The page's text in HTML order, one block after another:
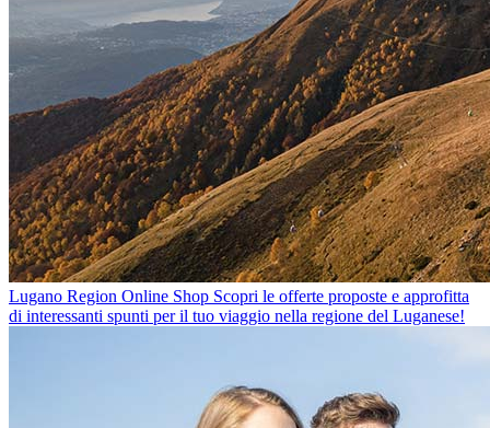
Lugano Region Online Shop Scopri le offerte proposte e approfitta
di interessanti spunti per il tuo viaggio nella regione del Luganese!